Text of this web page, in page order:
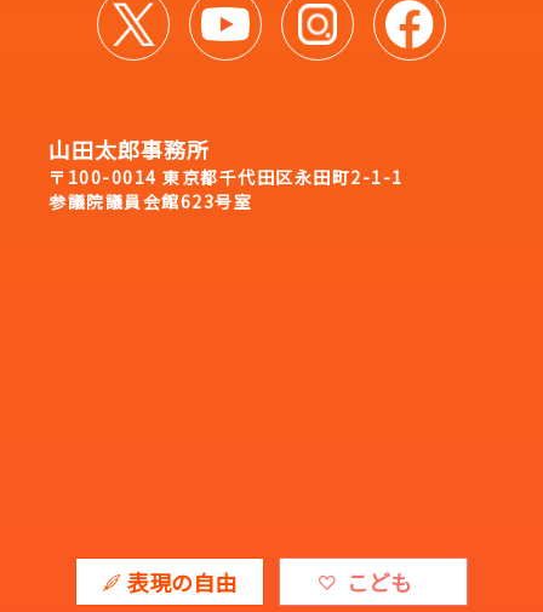
山田太郎事務所
〒100-0014 東京都千代田区永田町2-1-1
参議院議員会館623号室
表現の自由 こども